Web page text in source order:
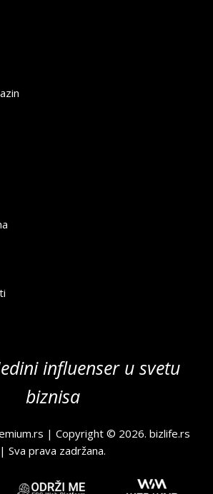
influenser u svetu
biznisa
| Copyright © 2026.bizlife.rs
| Sva prava zadržana.